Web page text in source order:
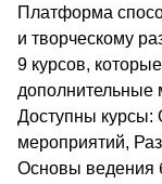
Платформа
и творческому
9 курсов,
дополнительные
Доступны курсы:
мероприятий,
Основы ведения